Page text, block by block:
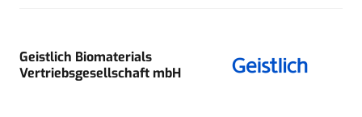
Geistlich Biomaterials
Vertriebsgesellschaft mbH